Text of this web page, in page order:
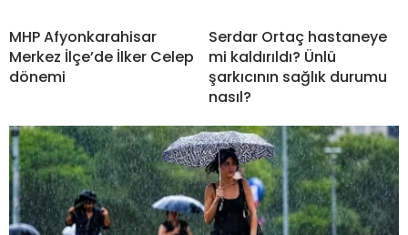
MHP Afyonkarahisar
Merkez İlçe’de İlker Celep
dönemi
Serdar Ortaç hastaneye
mi kaldırıldı? Ünlü
şarkıcının sağlık durumu
nasıl?